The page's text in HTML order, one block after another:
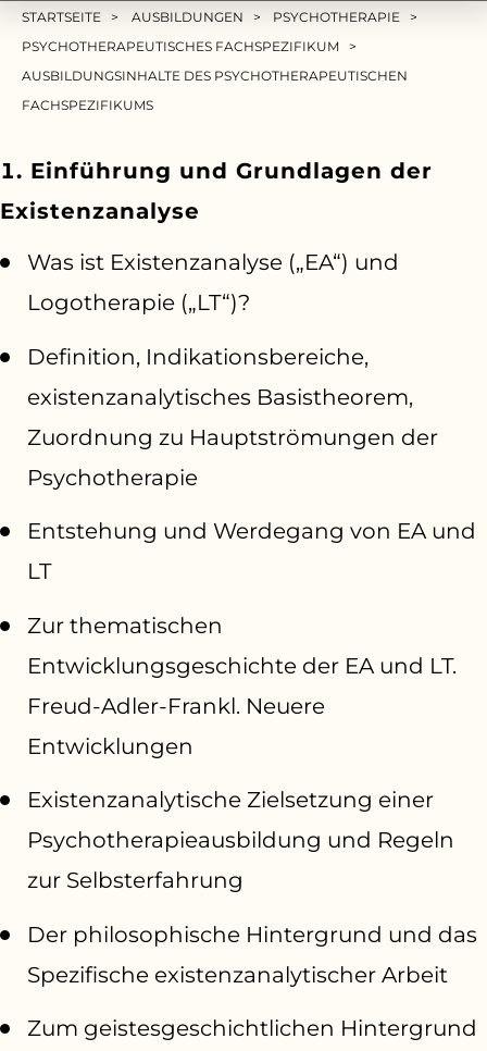
STARTSEITE AUSBILDUNGEN
PSYCHOTHERAPIE
PSYCHOTHERAPEUTISCHES FACHSPEZIFIKUM
AUSBILDUNGSINHALTE DES PSYCHOTHERAPEUTISCHEN
FACHSPEZIFIKUMS
1. Einführung und Grundlagen der
Existenzanalyse
Was ist Existenzanalyse („EA“) und
Logotherapie („LT“)?
Definition, Indikationsbereiche,
existenzanalytisches Basistheorem,
Zuordnung zu Hauptströmungen der
Psychotherapie
Entstehung und Werdegang von EA und
LT
Zur thematischen
Entwicklungsgeschichte der EA und LT.
Freud-Adler-Frankl. Neuere
Entwicklungen
Existenzanalytische Zielsetzung einer
Psychotherapieausbildung und Regeln
zur Selbsterfahrung
Der philosophische Hintergrund und das
Spezifische existenzanalytischer Arbeit
Zum geistesgeschichtlichen Hintergrund